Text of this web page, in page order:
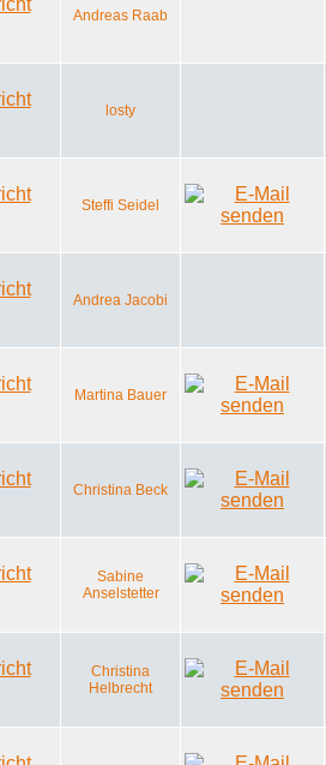
Andreas Raab
losty
Steffi Seidel
Andrea Jacobi
Martina Bauer
Christina Beck
Sabine
Anselstetter
Christina
Helbrecht